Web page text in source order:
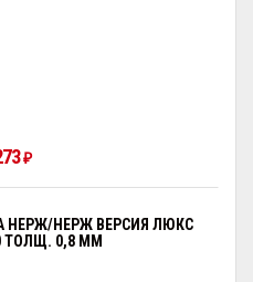
₽
НЕРЖ ВЕРСИЯ ЛЮКС
ТОЛЩ. 0,8 ММ